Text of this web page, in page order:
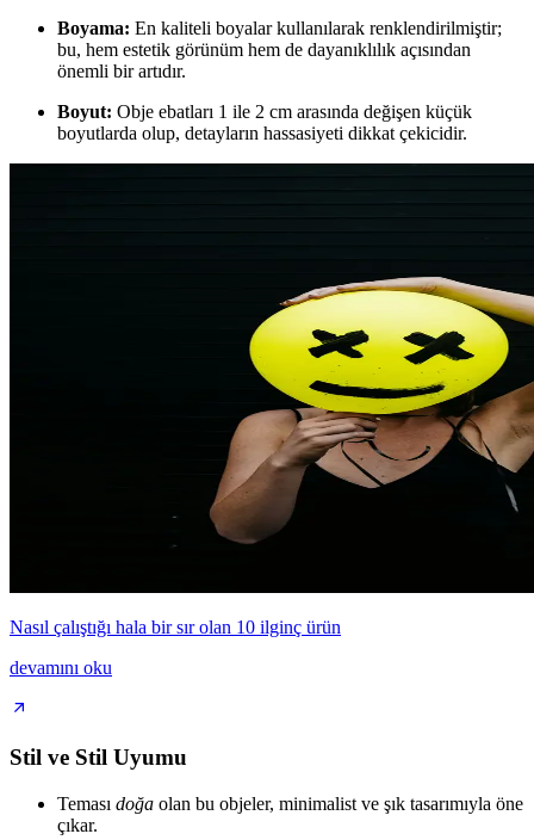
Boyama: En kaliteli boyalar kullanılarak renklendirilmiştir;
bu, hem estetik görünüm hem de dayanıklılık açısından
önemli bir artıdır.
Boyut: Obje ebatları 1 ile 2 cm arasında değişen küçük
boyutlarda olup, detayların hassasiyeti dikkat çekicidir.
Nasıl çalıştığı hala bir sır olan 10 ilginç ürün
devamını oku
Stil ve Stil Uyumu
Teması doğa olan bu objeler, minimalist ve şık tasarımıyla öne
çıkar.